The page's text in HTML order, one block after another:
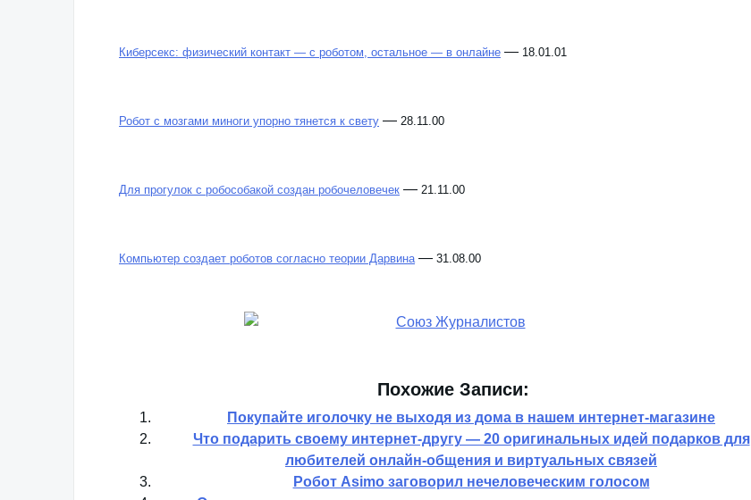
Киберсекс: физический контакт — с роботом, остальное — в онлайне — 18.01.01
Робот с мозгами миноги упорно тянется к свету — 28.11.00
Для прогулок с робособакой создан робочеловечек — 21.11.00
Компьютер создает роботов согласно теории Дарвина — 31.08.00
Похожие Записи:
Покупайте иголочку не выходя из дома в нашем интернет-магазине
Что подарить своему интернет-другу — 20 оригинальных идей подарков для
любителей онлайн-общения и виртуальных связей
Робот Asimo заговорил нечеловеческим голосом